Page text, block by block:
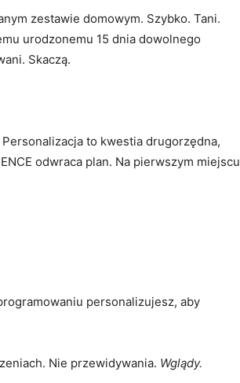
zestawie domowym. Szybko. Tani.
urodzonemu 15 dnia dowolnego
Skaczą.
to kwestia drugorzędna,
odwraca plan. Na pierwszym miejscu
personalizujesz, aby
Nie przewidywania. Wglądy.